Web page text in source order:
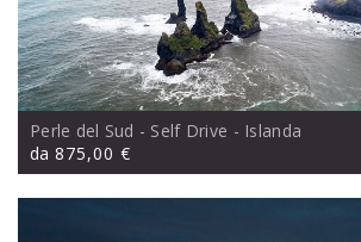
Perle del Sud - Self Drive - Islanda
da 875,00 €